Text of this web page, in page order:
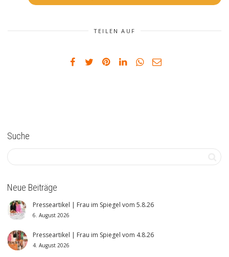
TEILEN AUF
Suche
Neue Beiträge
Presseartikel | Frau im Spiegel vom 5.8.26
6. August 2026
Presseartikel | Frau im Spiegel vom 4.8.26
4. August 2026